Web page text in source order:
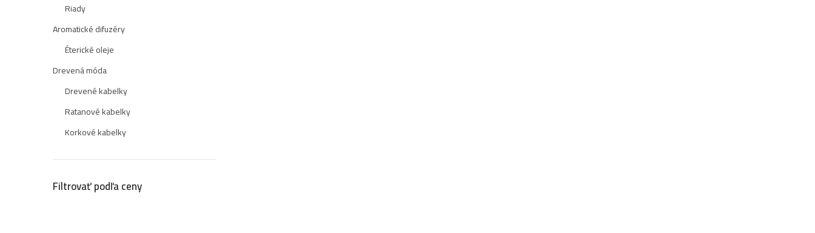
Riady
Aromatické difuzéry
Éterické oleje
Drevená móda
Drevené kabelky
Ratanové kabelky
Korkové kabelky
Filtrovať podľa ceny